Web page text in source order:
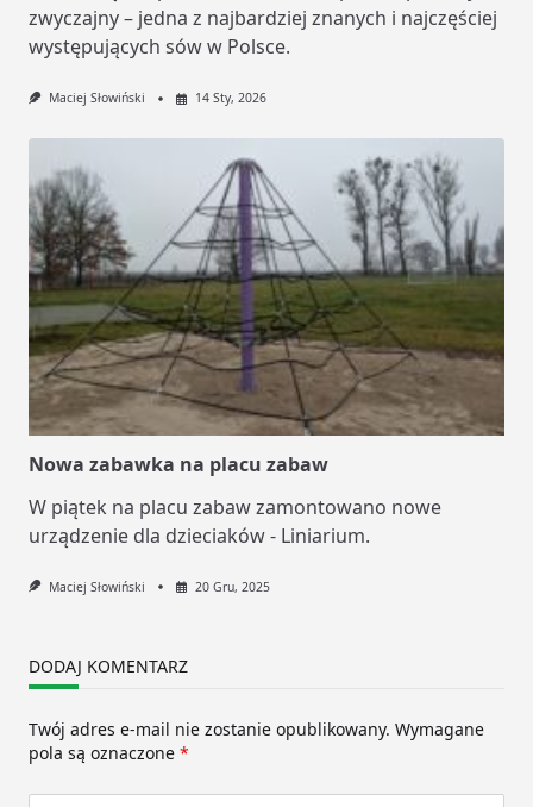
zwyczajny – jedna z najbardziej znanych i najczęściej
występujących sów w Polsce.
Maciej Słowiński 14 Sty, 2026
Nowa zabawka na placu zabaw
W piątek na placu zabaw zamontowano nowe
urządzenie dla dzieciaków - Liniarium.
Maciej Słowiński 20 Gru, 2025
DODAJ KOMENTARZ
Twój adres e-mail nie zostanie opublikowany. Wymagane
pola są oznaczone *